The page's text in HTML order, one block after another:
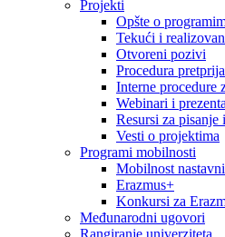
Projekti
Opšte o
Tekući i
Otvoreni pozivi
Procedura
Interne procedure
Webinari i
Resursi za
Vesti o projektima
Programi mobilnosti
Mobilnost
Erazmus+
Konkursi za
Međunarodni ugovori
Rangiranje univerziteta